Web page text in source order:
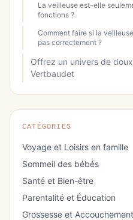
La veilleuse est-elle
fonctions ?
Comment faire si la
pas correctement ?
Offrez un univers de
Vertbaudet
CATÉGORIES
Voyage et Loisirs en famille
Sommeil des bébés
Santé et Bien-être
Parentalité et Éducation
Grossesse et Accouchement